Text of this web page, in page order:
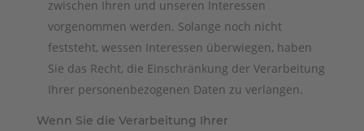
zwischen Ihren und unseren Interessen
vorgenommen werden. Solange noch nicht
feststeht, wessen Interessen überwiegen, haben
Sie das Recht, die Einschränkung der Verarbeitung
Ihrer personenbezogenen Daten zu verlangen.
Wenn Sie die Verarbeitung Ihrer